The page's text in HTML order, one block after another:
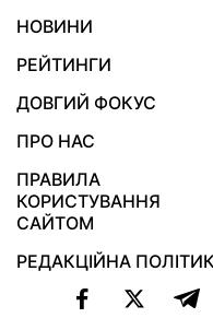
НОВИНИ
РЕЙТИНГИ
ДОВГИЙ ФОКУС
ПРО НАС
ПРАВИЛА
КОРИСТУВАННЯ
САЙТОМ
РЕДАКЦІЙНА